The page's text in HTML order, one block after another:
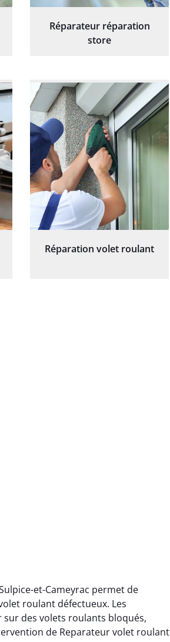
Réparateur réparation
store
Réparation volet roulant
et-Cameyrac permet de
roulant défectueux. Les
des volets roulants bloqués,
de Reparateur volet roulant